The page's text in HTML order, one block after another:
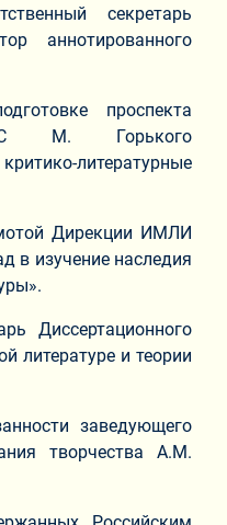
секретарь
аннотированного
проспекта
М. Горького
литературные
Дирекции ИМЛИ
в изучение наследия
Диссертационного
литературе и теории
заведующего
творчества А.М.